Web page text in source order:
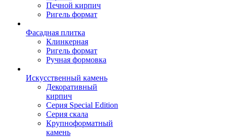
Печной кирпич
Ригель формат
Фасадная плитка
Клинкерная
Ригель формат
Ручная формовка
Искусственный камень
Декоративный
кирпич
Серия Special Edition
Серия скала
Крупноформатный
камень